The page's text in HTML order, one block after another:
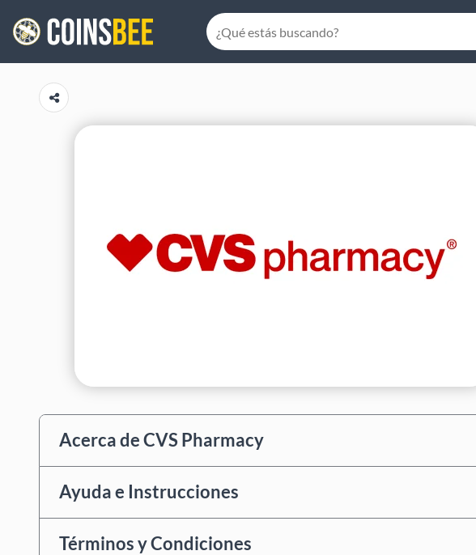
Acerca de CVS Pharmacy
Ayuda e Instrucciones
Términos y Condiciones